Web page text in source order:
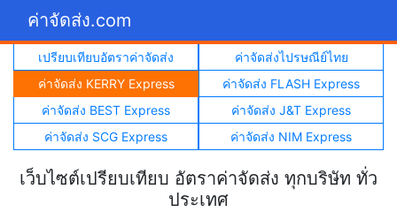
ค่าจัดส่ง.com
เปรียบเทียบอัตราค่าจัดส่ง
ค่าจัดส่งไปรษณีย์ไทย
ค่าจัดส่ง KERRY Express
ค่าจัดส่ง FLASH Express
ค่าจัดส่ง BEST Express
ค่าจัดส่ง J&T Express
ค่าจัดส่ง SCG Express
ค่าจัดส่ง NIM Express
เว็บไซต์เปรียบเทียบ อัตราค่าจัดส่ง ทุกบริษัท ทั่ว
ประเทศ